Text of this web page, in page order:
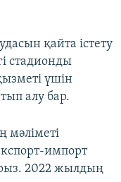
қайта істету
стадионды
үшін
алу бар.
мәліметі
импорт
2022 жылдың